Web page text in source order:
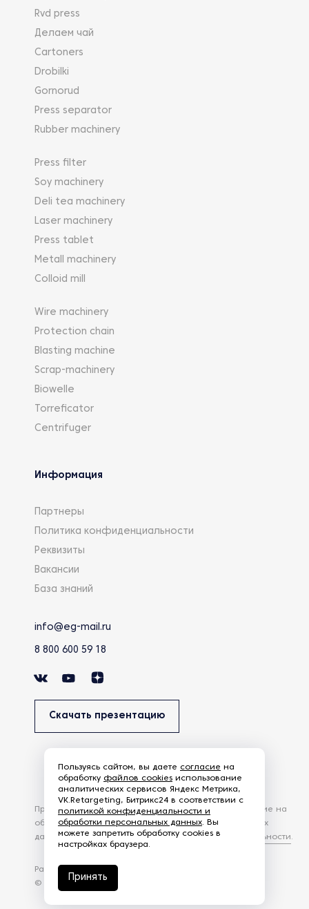
Rvd press
Делаем чай
Cartoners
Drobilki
Gornorud
Press separator
Rubber machinery
Press filter
Soy machinery
Deli tea machinery
Laser machinery
Press tablet
Metall machinery
Colloid mill
Wire machinery
Protection chain
Blasting machine
Scrap-machinery
Biowelle
Torreficator
Centrifuger
Информация
Партнеры
Политика конфиденциальности
Реквизиты
Вакансии
База знаний
info@eg-mail.ru
8 800 600 59 18
Скачать презентацию
Разработка сайта —
© 2026 – Eurasia Group. Все права защищены
Продолжая использовать наш сайт, вы даете согласие на
обработку файлов Cookies и других пользовательских
данных, в соответствии сПолитикой конфиденциальности.
Пользуясь сайтом, вы даете согласие на
обработку файлов cookies использование
аналитических сервисов Яндекс Метрика,
VK.Retargeting, Битрикс24 в соответствии с
политикой конфиденциальности и
обработки персональных данных. Вы
можете запретить обработку cookies в
настройках браузера.
Принять